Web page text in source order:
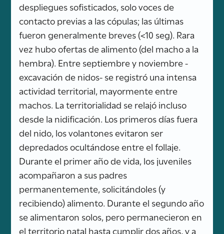
despliegues sofisticados, solo voces de
contacto previas a las cópulas; las últimas
fueron generalmente breves (<10 seg). Rara
vez hubo ofertas de alimento (del macho a la
hembra). Entre septiembre y noviembre -
excavación de nidos- se registró una intensa
actividad territorial, mayormente entre
machos. La territorialidad se relajó incluso
desde la nidificación. Los primeros días fuera
del nido, los volantones evitaron ser
depredados ocultándose entre el follaje.
Durante el primer año de vida, los juveniles
acompañaron a sus padres
permanentemente, solicitándoles (y
recibiendo) alimento. Durante el segundo año
se alimentaron solos, pero permanecieron en
el territorio natal hasta cumplir dos años, y a